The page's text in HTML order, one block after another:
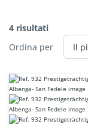
4 risultati
Ordina per